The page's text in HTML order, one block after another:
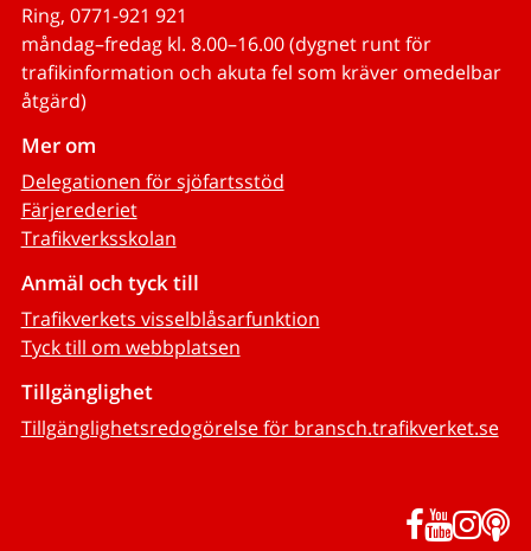
Ring, 0771-921 921
måndag–fredag kl. 8.00–16.00 (dygnet runt för
trafikinformation och akuta fel som kräver omedelbar
åtgärd)
Mer om
Delegationen för sjöfartsstöd
Färjerederiet
Trafikverksskolan
Anmäl och tyck till
Trafikverkets visselblåsarfunktion
Tyck till om webbplatsen
Tillgänglighet
Tillgänglighetsredogörelse för bransch.trafikverket.se
Facebook
YouTube